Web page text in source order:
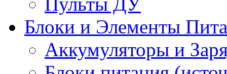
Блоки и Элементы
Аккумуляторы и